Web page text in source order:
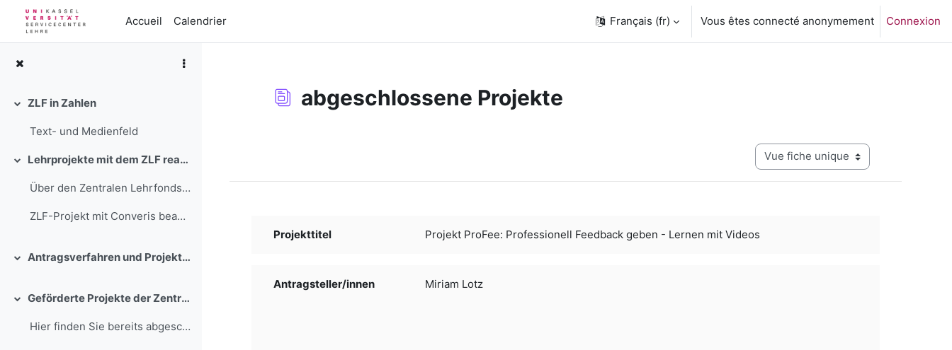
Passer au contenu principal
Accueil
Calendrier Français ‎(fr)‎ Vous êtes connecté anonymement Connexion
Replier
ZLF in Zahlen
Text- und Medienfeld
Replier Lehrprojekte mit dem ZLF realisieren
Über den Zentralen Lehrfonds stehen in einem wettb...
ZLF-Projekt mit Converis beantra...
Replier Antragsverfahren und Projektbegleitung
Replier Geförderte Projekte der Zentralen Lehrförderung der Universität Kassel
Hier finden Sie bereits abgeschlossene Projekte, d...
abgeschlossene Projekte
Navigation tertiaire du mode
Projekttitel Projekt ProFee: Professionell Feedback geben - Lernen mit Videos
Antragsteller/­­innen Miriam Lotz